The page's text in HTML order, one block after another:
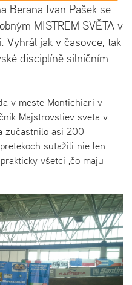
Berana Ivan Pašek se
MISTREM SVĚTA v
Vyhrál jak v časovce, tak
disciplíně silničním
v meste Montichiari v
Majstrovstiev sveta v
zučastnilo asi 200
sutažili nie len
všetci ,čo maju